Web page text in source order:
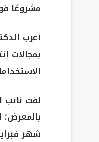
مشروعًا فوق السن،
أعرب
بمجالات
لفت نائب
شهر